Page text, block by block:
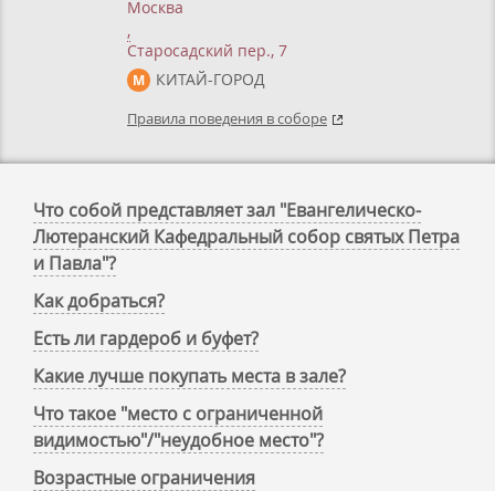
Москва
,
Старосадский пер., 7
М КИТАЙ-ГОРОД
Правила поведения в соборе
Что собой представляет зал "Евангелическо-
Лютеранский Кафедральный собор святых Петра
и Павла"?
Как добраться?
Есть ли гардероб и буфет?
Какие лучше покупать места в зале?
Что такое "место с ограниченной
видимостью"/"неудобное место"?
Возрастные ограничения